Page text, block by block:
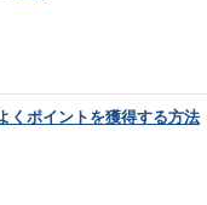
くポイントを獲得する方法